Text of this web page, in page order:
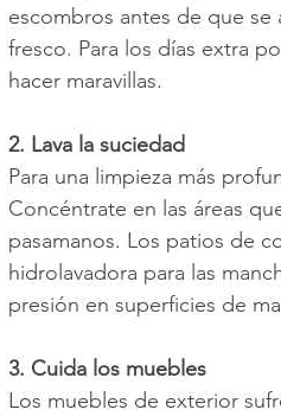
escombros antes de que se
fresco. Para los días extra
hacer maravillas.
2. Lava la suciedad
Para una limpieza más
Concéntrate en las áreas
pasamanos. Los patios de
hidrolavadora para las
presión en superficies de
3. Cuida los muebles
Los muebles de exterior